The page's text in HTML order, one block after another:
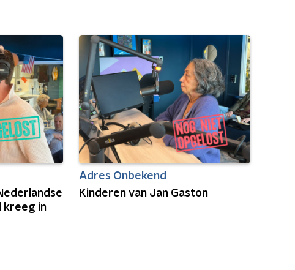
kreeg in
Adres Onbekend
Kinderen van Jan Gaston